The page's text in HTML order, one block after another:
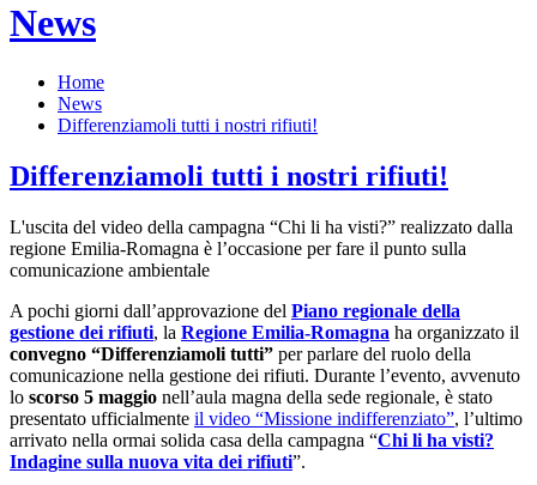
News
Home
News
Differenziamoli tutti i nostri rifiuti!
Differenziamoli tutti i nostri rifiuti!
L'uscita del video della campagna “Chi li ha visti?” realizzato dalla
regione Emilia-Romagna è l’occasione per fare il punto sulla
comunicazione ambientale
A pochi giorni dall’approvazione del Piano regionale della
gestione dei rifiuti, la Regione Emilia-Romagna ha organizzato il
convegno “Differenziamoli tutti” per parlare del ruolo della
comunicazione nella gestione dei rifiuti. Durante l’evento, avvenuto
lo scorso 5 maggio nell’aula magna della sede regionale, è stato
presentato ufficialmente il video “Missione indifferenziato”, l’ultimo
arrivato nella ormai solida casa della campagna “Chi li ha visti?
Indagine sulla nuova vita dei rifiuti”.